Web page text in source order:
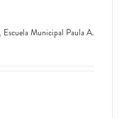
, Escuela Municipal Paula A.